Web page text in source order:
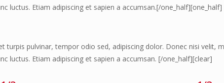
luctus. Etiam adipiscing et sapien a accumsan.[/one_half][one_half]
turpis pulvinar, tempor odio sed, adipiscing dolor. Donec nisi velit,
luctus. Etiam adipiscing et sapien a accumsan. [/one_half][clear]